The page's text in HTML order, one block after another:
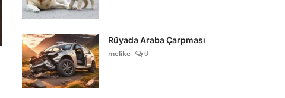
Rüyada Araba Çarpması
melike
0